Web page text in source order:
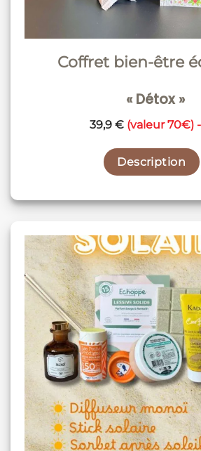
Coffret bien-être
« Détox »
39,9 € (valeur 70€)
Description